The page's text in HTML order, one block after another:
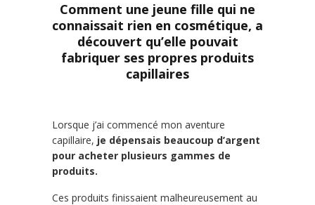
Comment une jeune fille qui ne
connaissait rien en cosmétique, a
découvert qu’elle pouvait
fabriquer ses propres produits
capillaires
Lorsque j’ai commencé mon aventure
capillaire, je dépensais beaucoup d’argent
pour acheter plusieurs gammes de
produits.
Ces produits finissaient malheureusement au